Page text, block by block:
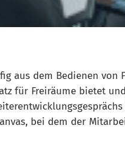
aus dem Bedienen
für Freiräume bietet
bei dem der